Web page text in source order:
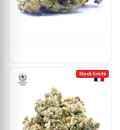
Stock limité